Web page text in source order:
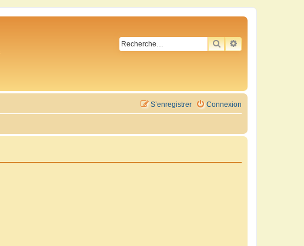
RECHERCHER
RECHERCHE
Connexion
S’enregistrer